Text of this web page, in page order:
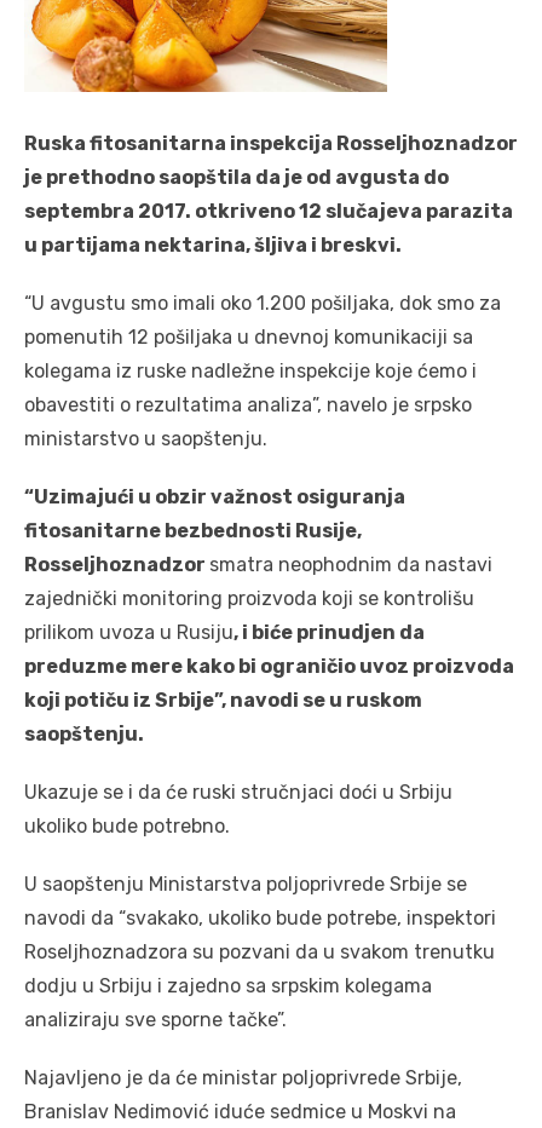
Ruska fitosanitarna inspekcija Rosseljhoznadzor
je prethodno saopštila da je od avgusta do
septembra 2017. otkriveno 12 slučajeva parazita
u partijama nektarina, šljiva i breskvi.
“U avgustu smo imali oko 1.200 pošiljaka, dok smo za
pomenutih 12 pošiljaka u dnevnoj komunikaciji sa
kolegama iz ruske nadležne inspekcije koje ćemo i
obavestiti o rezultatima analiza”, navelo je srpsko
ministarstvo u saopštenju.
“Uzimajući u obzir važnost osiguranja
fitosanitarne bezbednosti Rusije,
Rosseljhoznadzor smatra neophodnim da nastavi
zajednički monitoring proizvoda koji se kontrolišu
prilikom uvoza u Rusiju, i biće prinudjen da
preduzme mere kako bi ograničio uvoz proizvoda
koji potiču iz Srbije”, navodi se u ruskom
saopštenju.
Ukazuje se i da će ruski stručnjaci doći u Srbiju
ukoliko bude potrebno.
U saopštenju Ministarstva poljoprivrede Srbije se
navodi da “svakako, ukoliko bude potrebe, inspektori
Roseljhoznadzora su pozvani da u svakom trenutku
dodju u Srbiju i zajedno sa srpskim kolegama
analiziraju sve sporne tačke”.
Najavljeno je da će ministar poljoprivrede Srbije,
Branislav Nedimović iduće sedmice u Moskvi na